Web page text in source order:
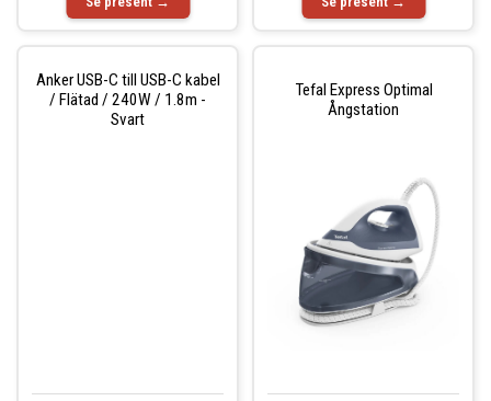
Anker USB-C till USB-C kabel
/ Flätad / 240W / 1.8m -
Svart
Tefal Express Optimal
Ångstation